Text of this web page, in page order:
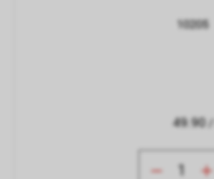
10205
49.90/